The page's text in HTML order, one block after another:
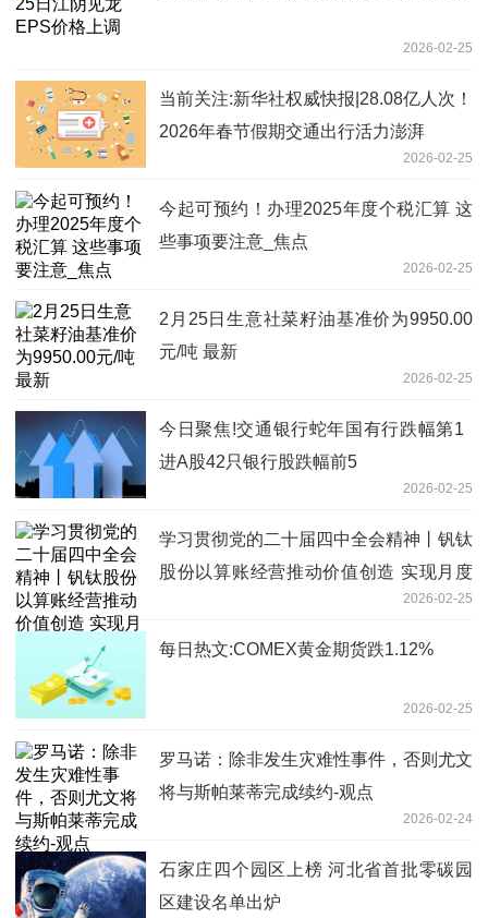
2026-02-25
当前关注:新华社权威快报|28.08亿人次！
2026年春节假期交通出行活力澎湃
2026-02-25
今起可预约！办理2025年度个税汇算 这
些事项要注意_焦点
2026-02-25
2月25日生意社菜籽油基准价为9950.00
元/吨 最新
2026-02-25
今日聚焦!交通银行蛇年国有行跌幅第1
进A股42只银行股跌幅前5
2026-02-25
学习贯彻党的二十届四中全会精神丨钒钛
股份以算账经营推动价值创造 实现月度
2026-02-25
每日热文:COMEX黄金期货跌1.12%
2026-02-25
罗马诺：除非发生灾难性事件，否则尤文
将与斯帕莱蒂完成续约-观点
2026-02-24
石家庄四个园区上榜 河北省首批零碳园
区建设名单出炉